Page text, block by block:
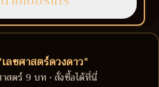
ลขศาสตร์ดวงดาว”
าสตร์ 9 บท • สั่งซื้อได้ที่นี่